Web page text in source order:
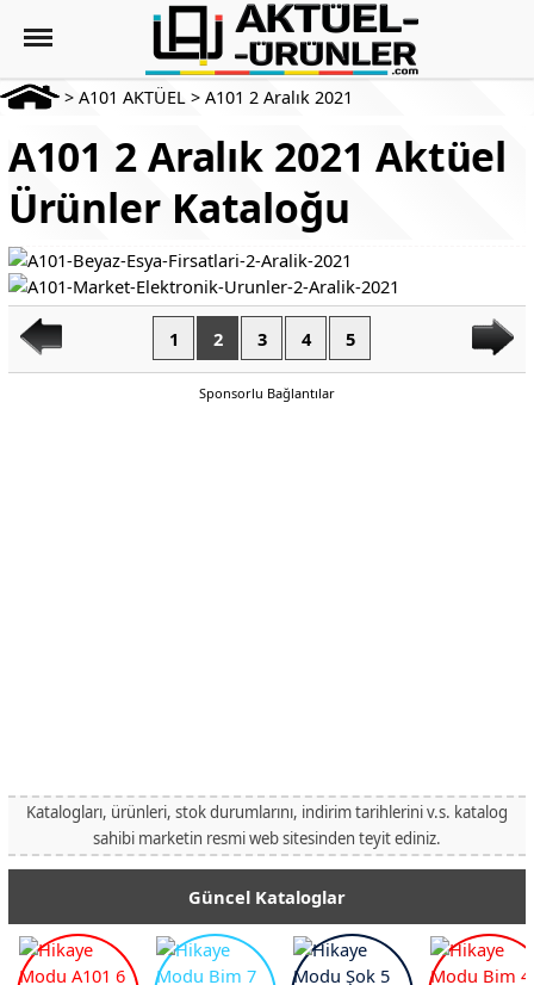
> A101 AKTÜEL > A101 2 Aralık 2021
A101 2 Aralık 2021 Aktüel
Ürünler Kataloğu
1 2 3 4 5
Sponsorlu Bağlantılar
Katalogları, ürünleri, stok durumlarını, indirim tarihlerini v.s. katalog
sahibi marketin resmi web sitesinden teyit ediniz.
Güncel Kataloglar